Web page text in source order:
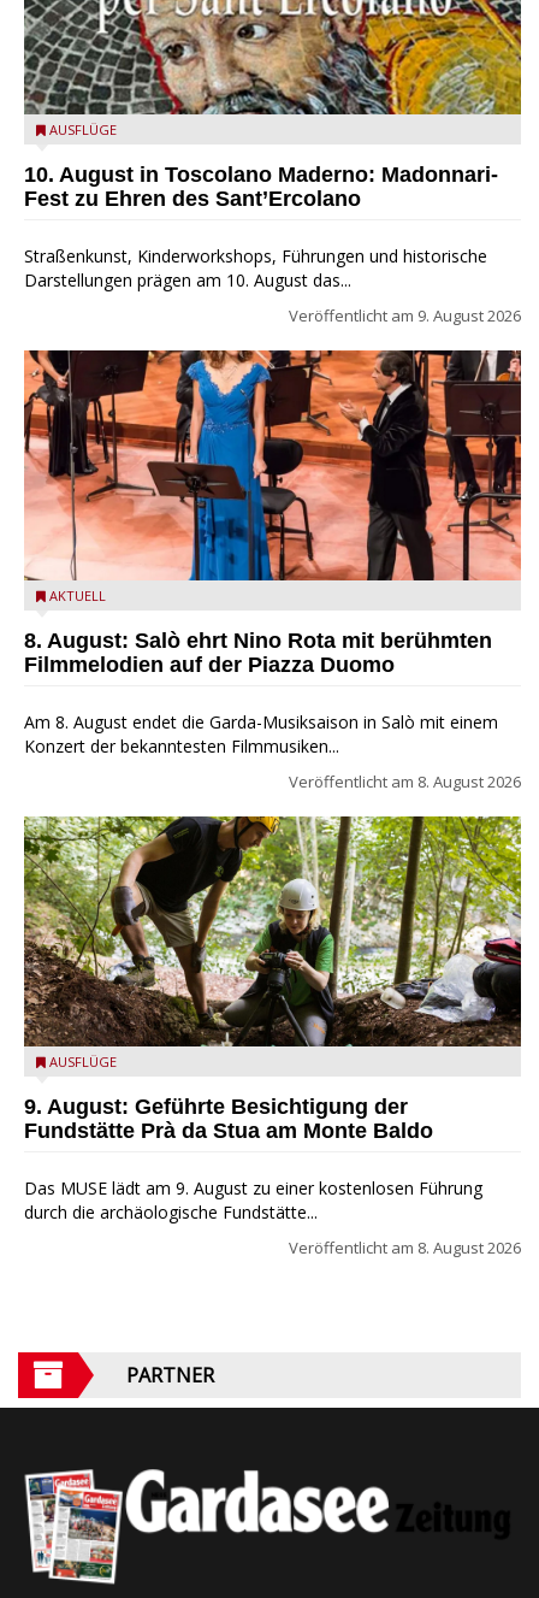
Toscolano Maderno: "Madonnari per Sant'Ercolano"
AUSFLÜGE
10. August in Toscolano Maderno: Madonnari-
Fest zu Ehren des Sant’Ercolano
Straßenkunst, Kinderworkshops, Führungen und historische
Darstellungen prägen am 10. August das...
Veröffentlicht am 9. August 2026
Estate Musicale del Garda: Salò ehrt Nino Rota
AKTUELL
8. August: Salò ehrt Nino Rota mit berühmten
Filmmelodien auf der Piazza Duomo
Am 8. August endet die Garda-Musiksaison in Salò mit einem
Konzert der bekanntesten Filmmusiken...
Veröffentlicht am 8. August 2026
die archäologische Fundstätte Riparo Prà da Stua am Monte
AUSFLÜGE
9. August: Geführte Besichtigung der
Fundstätte Prà da Stua am Monte Baldo
Das MUSE lädt am 9. August zu einer kostenlosen Führung
durch die archäologische Fundstätte...
Veröffentlicht am 8. August 2026
PARTNER